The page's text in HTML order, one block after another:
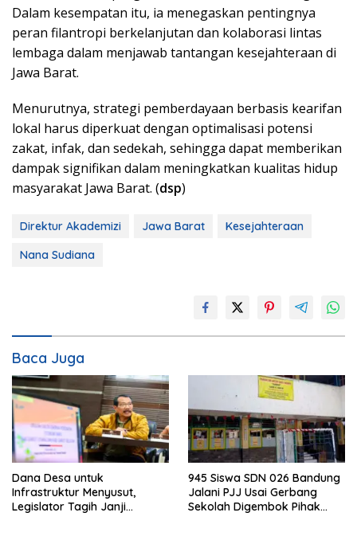
Dalam kesempatan itu, ia menegaskan pentingnya
peran filantropi berkelanjutan dan kolaborasi lintas
lembaga dalam menjawab tantangan kesejahteraan di
Jawa Barat.
Menurutnya, strategi pemberdayaan berbasis kearifan
lokal harus diperkuat dengan optimalisasi potensi
zakat, infak, dan sedekah, sehingga dapat memberikan
dampak signifikan dalam meningkatkan kualitas hidup
masyarakat Jawa Barat. (dsp)
Direktur Akademizi Jawa Barat
Kesejahteraan
Nana Sudiana
Baca Juga
Dana Desa untuk
Infrastruktur Menyusut,
Legislator Tagih Janji
945 Siswa SDN 026 Bandung
Jalani PJJ Usai Gerbang
Sekolah Digembok Pihak